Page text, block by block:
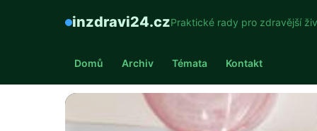
inzdravi24.czPraktické rady pro zdravější
Domů Archiv Témata Kontakt